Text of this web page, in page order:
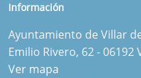
Información
Ayuntamiento de Villar
Emilio Rivero, 62 - 06192
Ver mapa